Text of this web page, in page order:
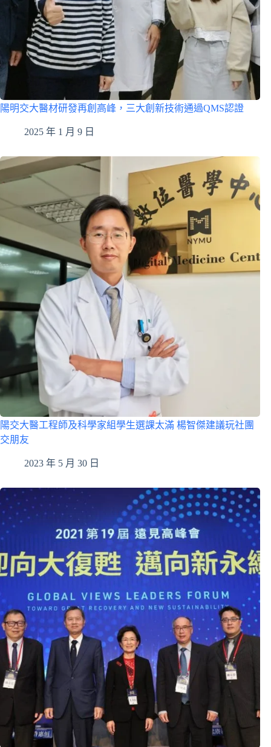
陽明交大醫材研發再創高峰，三大創新技術通過QMS認證
2025 年 1 月 9 日
陽交大醫工程師及科學家組學生選課太滿 楊智傑建議玩社團
交朋友
2023 年 5 月 30 日